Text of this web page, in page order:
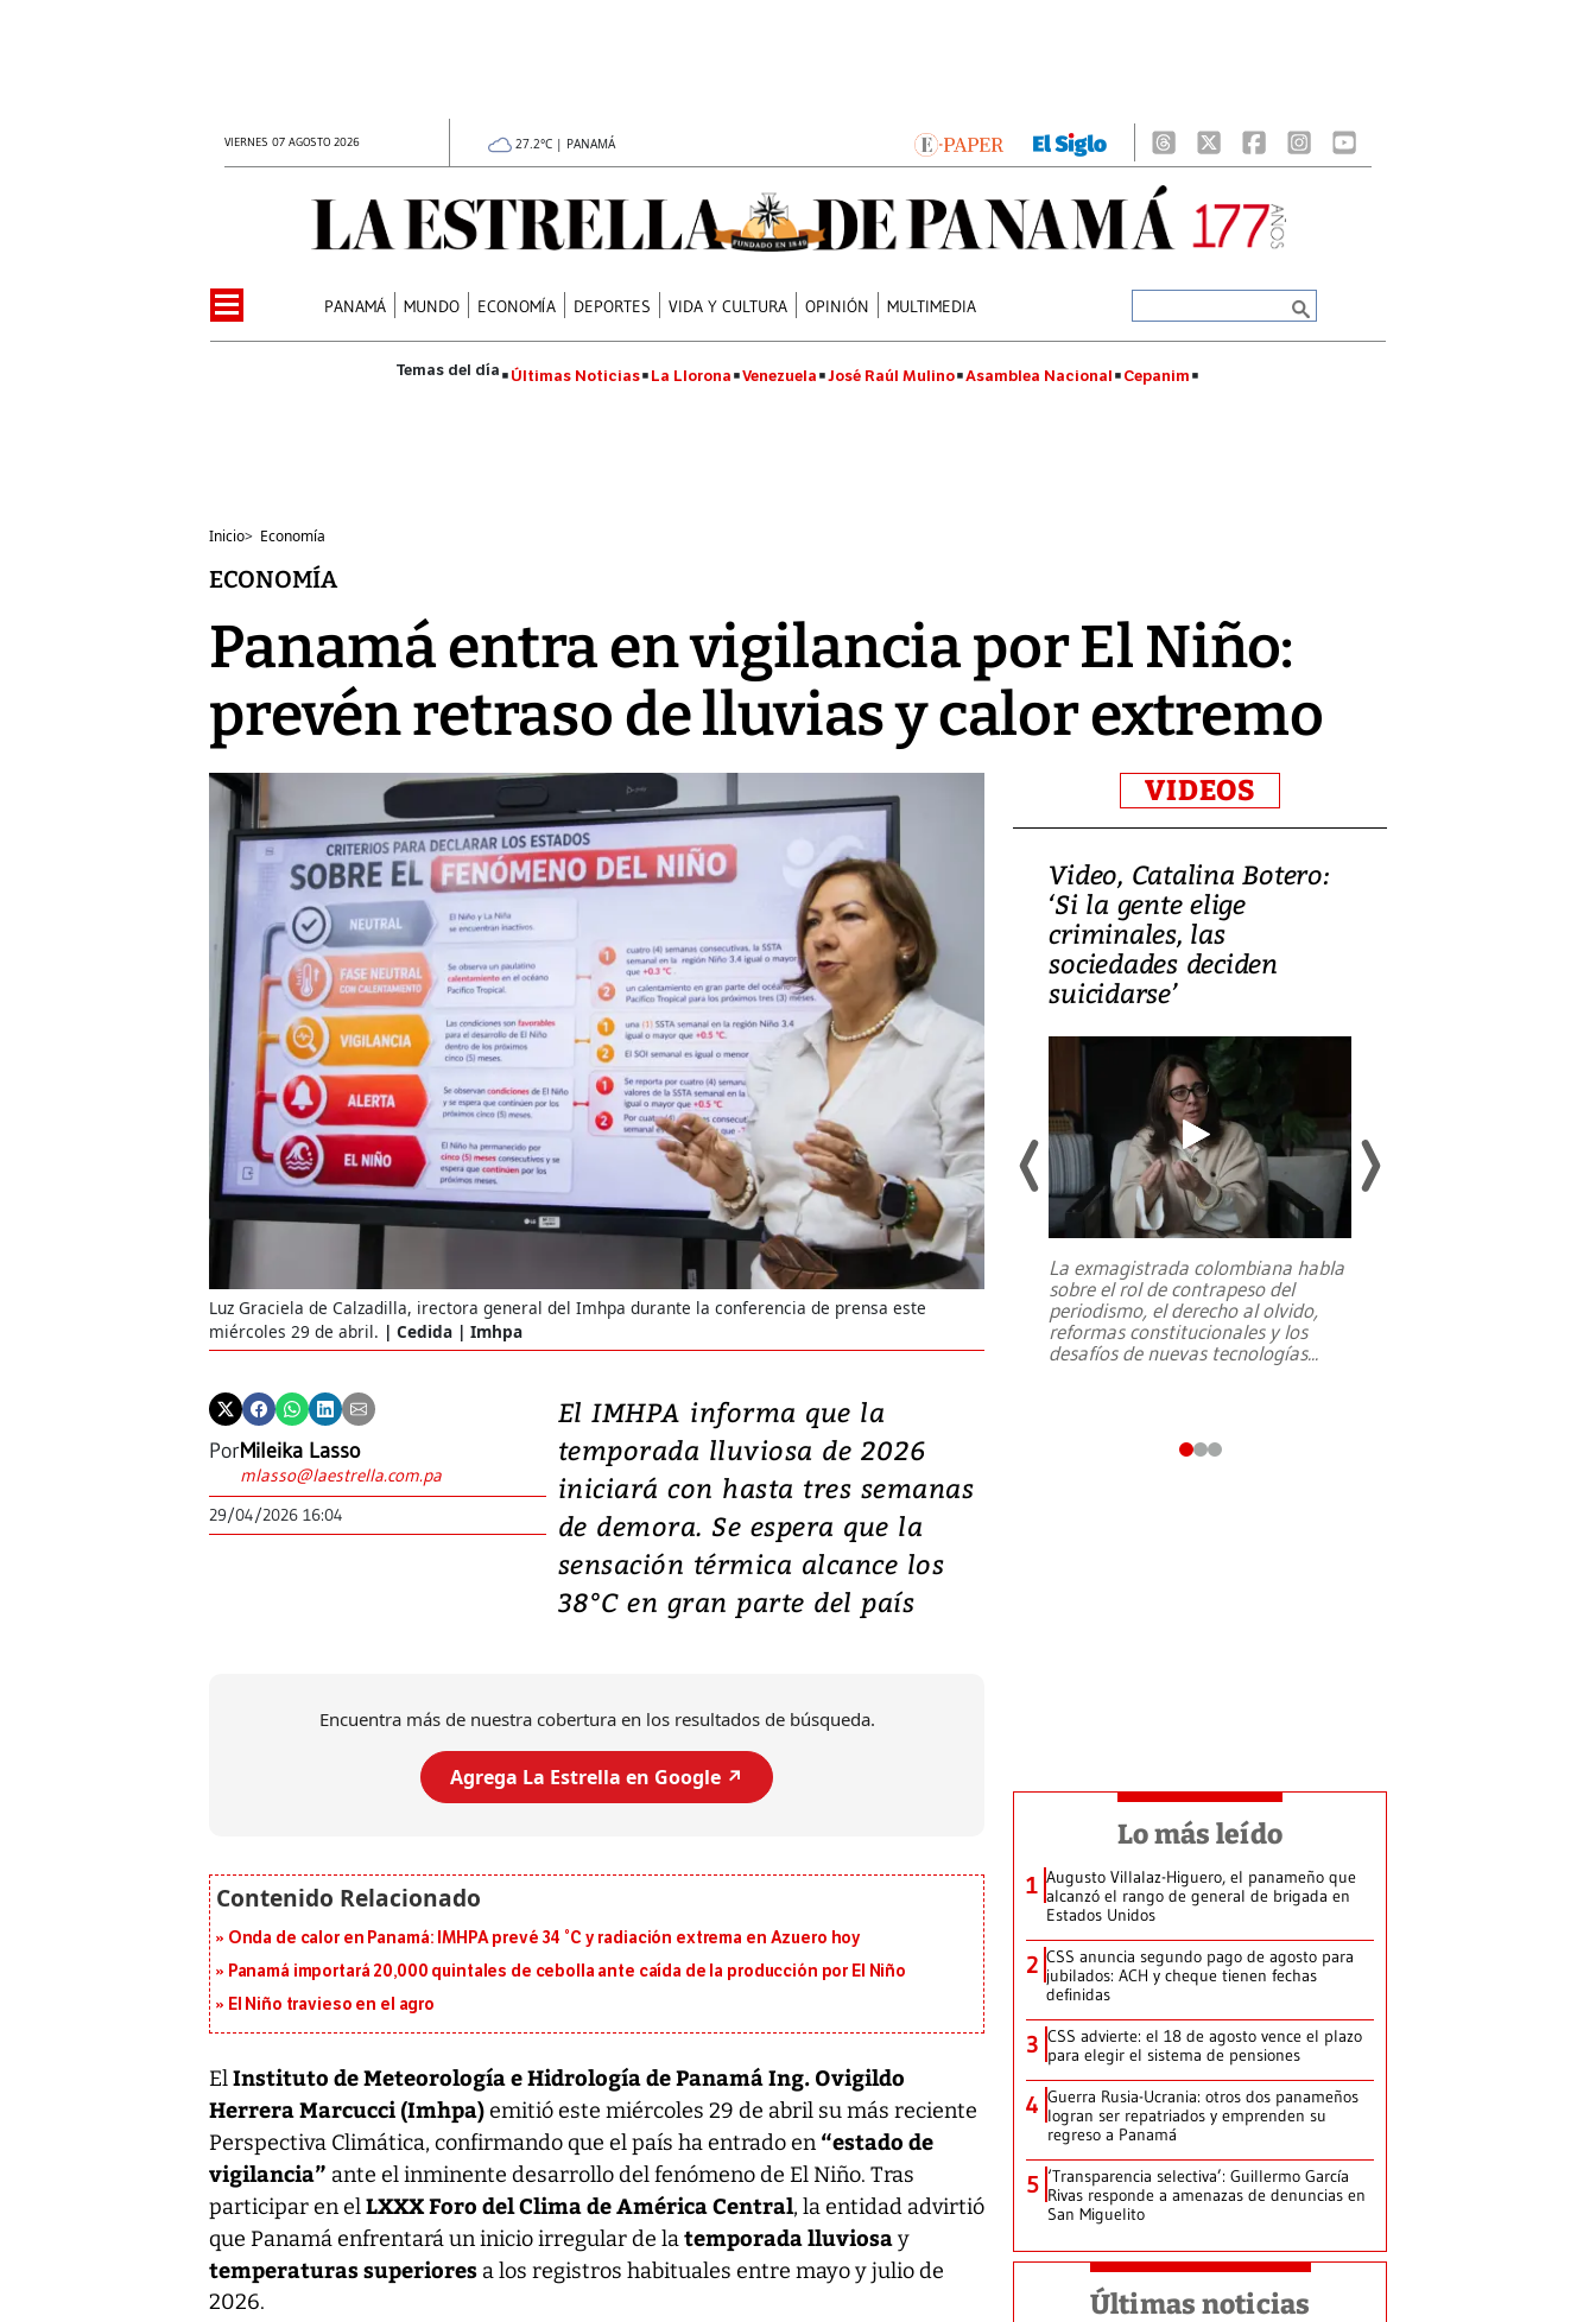
VIERNES 07 AGOSTO 2026 27.2°C | PANAMÁ
PANAMÁ MUNDO ECONOMÍA DEPORTES VIDA Y CULTURA OPINIÓN MULTIMEDIA
Últimas Noticias La Llorona Venezuela José Raúl Mulino Asamblea Nacional Cepanim
Inicio> Economía
ECONOMÍA
Panamá entra en vigilancia por El Niño:
prevén retraso de lluvias y calor extremo
Luz Graciela de Calzadilla, irectora general del Imhpa durante la conferencia de prensa este
miércoles 29 de abril.
Cedida | Imhpa
PorMileika Lasso
mlasso@laestrella.com.pa
29/04/2026 16:04
El IMHPA informa que la
temporada lluviosa de 2026
iniciará con hasta tres semanas
de demora. Se espera que la
sensación térmica alcance los
38°C en gran parte del país
Encuentra más de nuestra cobertura en los resultados de búsqueda.
Agrega La Estrella en Google ↗️
Onda de calor en Panamá: IMHPA prevé 34 °C y radiación extrema en Azuero hoy
Panamá importará 20,000 quintales de cebolla ante caída de la producción por El Niño
El Niño travieso en el agro
ElInstituto de Meteorología e Hidrología de Panamá Ing. Ovigildo
Herrera Marcucci (Imhpa)emitió este miércoles 29 de abril su más reciente
Perspectiva Climática, confirmando que el país ha entrado en “estado de
vigilancia” ante el inminente desarrollo del fenómeno de El Niño. Tras
participar en elLXXX Foro del Clima de América Central, la entidad advirtió
que Panamá enfrentará un inicio irregular de latemporada lluviosay
temperaturas superiores a los registros habituales entre mayo y julio de
2026.
VIDEOS
Video, Japón: Terremoto
deja heridos y graves
daños en Kumamoto
Un fuerte terremoto de magnitud
7,1 se registró este martes 28 de
julio en la prefectura de Kumamoto,
al sur de Japón, provocando una
emergencia de gran...
Video, Catalina Botero:
‘Si la gente elige
criminales, las
sociedades deciden
suicidarse’
La exmagistrada colombiana habla
sobre el rol de contrapeso del
periodismo, el derecho al olvido,
reformas constitucionales y los
desafíos de nuevas tecnologías...
Lo más leído
1 Augusto Villalaz-Higuero, el panameño que
alcanzó el rango de general de brigada en
Estados Unidos
2 CSS anuncia segundo pago de agosto para
jubilados: ACH y cheque tienen fechas
definidas
3 CSS advierte: el 18 de agosto vence el plazo
para elegir el sistema de pensiones
4 Guerra Rusia-Ucrania: otros dos panameños
logran ser repatriados y emprenden su
regreso a Panamá
5 ‘Transparencia selectiva’: Guillermo García
Rivas responde a amenazas de denuncias en
San Miguelito
Últimas noticias